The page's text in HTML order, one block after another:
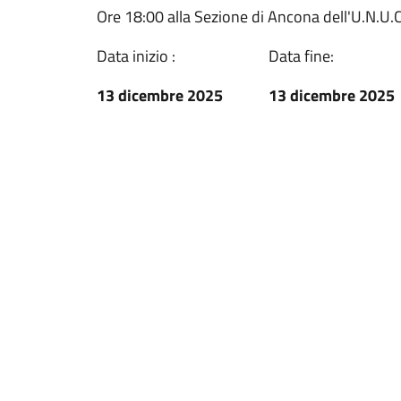
Ore 18:00 alla Sezione di Ancona
Data inizio :
13 dicembre 2025
Data fine:
13 dicembre 2025